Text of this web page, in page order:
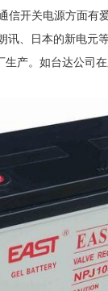
信开关电源方面有
讯、日本的新电元
生产。如台达公司